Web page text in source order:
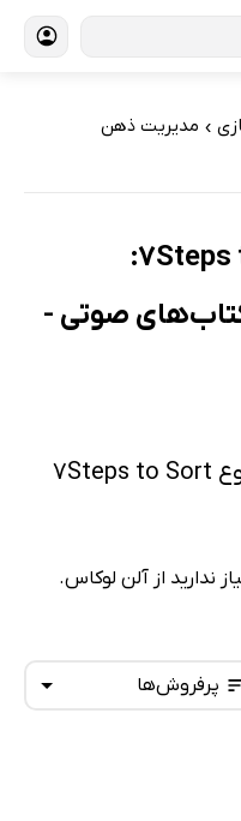
› مدیریت ذهن
7Steps to Sort Your Shot Out:
صوتی -
کتاب‌های الکترونیک با موضوع 7Steps to Sort
ندارید از آلن لوکاس.
پرفروش‌ها